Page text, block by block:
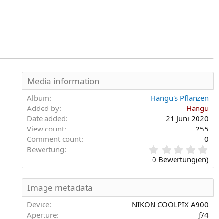
Media information
Album
Hangu's Pflanzen
Added by
Hangu
Date added
21 Juni 2020
View count
255
Comment count
0
Bewertung
0
0 Bewertung(en)
Image metadata
Device
NIKON COOLPIX A900
Aperture
ƒ/4